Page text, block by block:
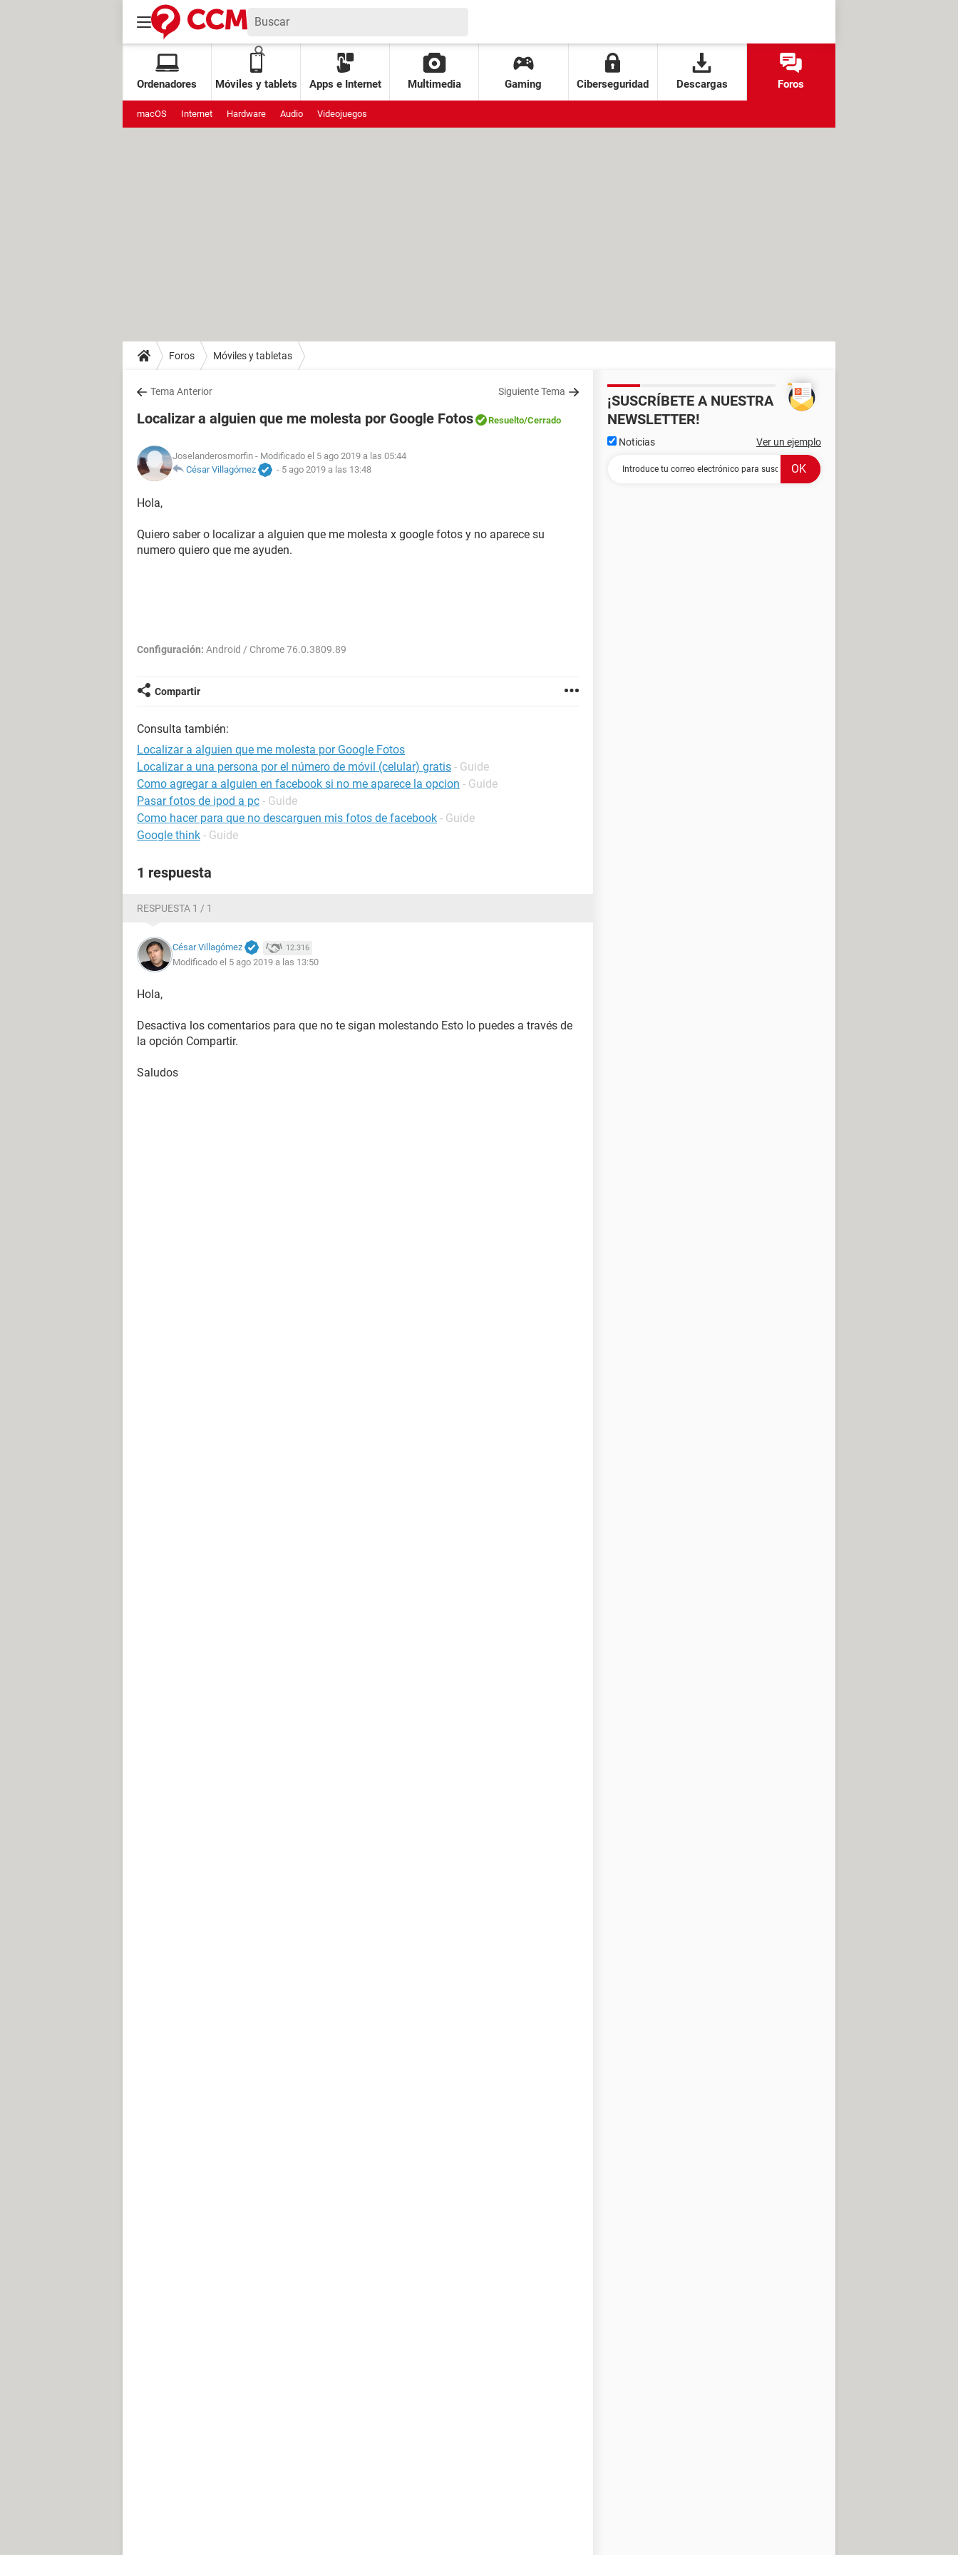
Ordenadores Móviles y tablets Apps e Internet Multimedia Gaming Ciberseguridad Descargas Foros
macOS Internet Hardware Audio Videojuegos
Foros Móviles y tabletas
Tema Anterior Siguiente Tema
Localizar a alguien que me molesta por Google Fotos Resuelto/Cerrado
Joselanderosmorfin - Modificado el 5 ago 2019 a las 05:44
César Villagómez
- 5 ago 2019 a las 13:48
Hola,
Quiero saber o localizar a alguien que me molesta x google fotos y no aparece su
numero quiero que me ayuden.
Configuración: Android / Chrome 76.0.3809.89
Compartir
Consulta también:
Localizar a alguien que me molesta por Google Fotos
Localizar a una persona por el número de móvil (celular) gratis - Guide
Como agregar a alguien en facebook si no me aparece la opcion - Guide
Pasar fotos de ipod a pc - Guide
Como hacer para que no descarguen mis fotos de facebook - Guide
Google think - Guide
1 respuesta
RESPUESTA 1 / 1
César Villagómez 12.316
Modificado el 5 ago 2019 a las 13:50
Hola,
Desactiva los comentarios para que no te sigan molestando Esto lo puedes a través de
la opción Compartir.
Saludos
¡SUSCRÍBETE A NUESTRA
NEWSLETTER!
Noticias Ver un ejemplo